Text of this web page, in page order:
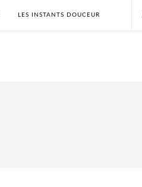
LES INSTANTS DOUCEUR